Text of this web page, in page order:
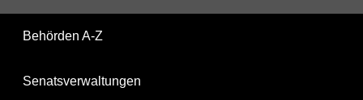
Behörden A-Z
Senatsverwaltungen